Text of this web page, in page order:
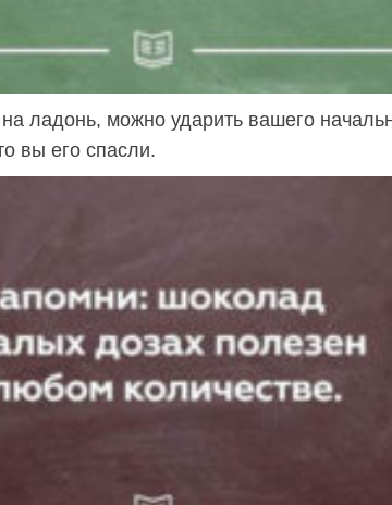
ладонь, можно ударить вашего
вы его спасли.